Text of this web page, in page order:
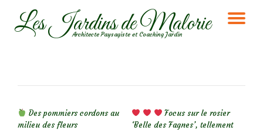
AllerLes Jardins de Malorie
Architecte Paysagiste et Coaching Jardin
Des pommiers cordons au
milieu des fleurs
Focus sur le rosier
‘Belle des Fagnes’, tellement